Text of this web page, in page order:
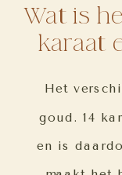
Het
goud. 14
en is
Wat is
karaat